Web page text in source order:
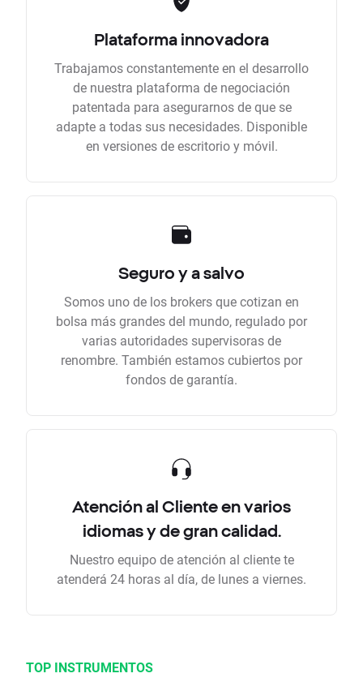
Plataforma innovadora
Trabajamos constantemente en el desarrollo
de nuestra plataforma de negociación
patentada para asegurarnos de que se
adapte a todas sus necesidades. Disponible
en versiones de escritorio y móvil.
Seguro y a salvo
Somos uno de los brokers que cotizan en
bolsa más grandes del mundo, regulado por
varias autoridades supervisoras de
renombre. También estamos cubiertos por
fondos de garantía.
Atención al Cliente en varios
idiomas y de gran calidad.
Nuestro equipo de atención al cliente te
atenderá 24 horas al día, de lunes a viernes.
TOP INSTRUMENTOS